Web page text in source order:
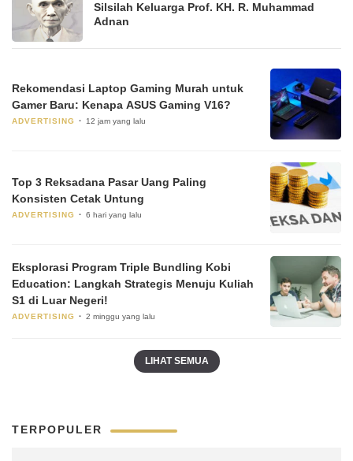
Silsilah Keluarga Prof. KH. R. Muhammad
Adnan
Rekomendasi Laptop Gaming Murah untuk
Gamer Baru: Kenapa ASUS Gaming V16?
ADVERTISING 12 jam yang lalu
Top 3 Reksadana Pasar Uang Paling
Konsisten Cetak Untung
ADVERTISING 6 hari yang lalu
Eksplorasi Program Triple Bundling Kobi
Education: Langkah Strategis Menuju Kuliah
S1 di Luar Negeri!
ADVERTISING 2 minggu yang lalu
LIHAT SEMUA
TERPOPULER